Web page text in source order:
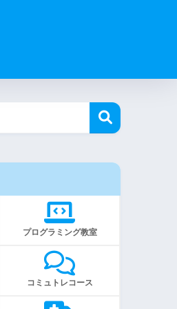
プログラミング教室
コミュトレコース